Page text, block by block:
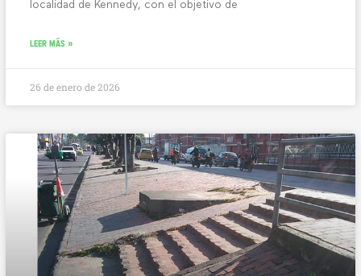
localidad de Kennedy, con el objetivo de
LEER MÁS »
26 de enero de 2026